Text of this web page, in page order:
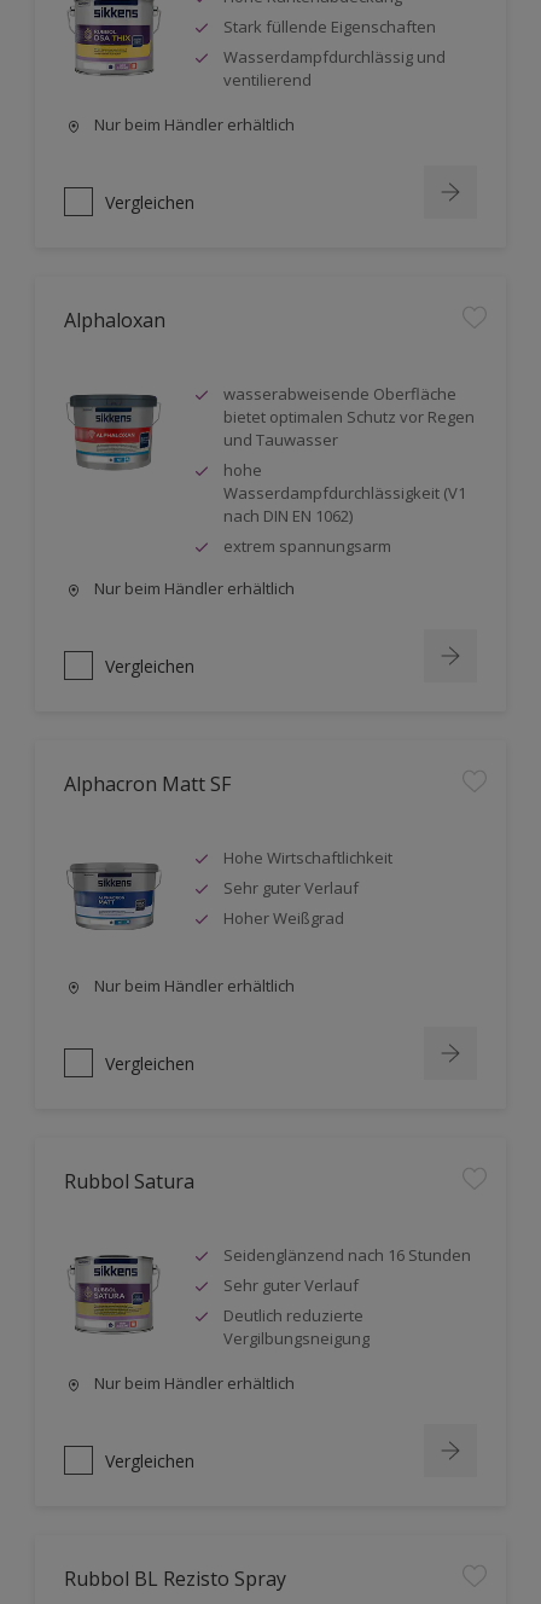
Stark füllende Eigenschaften
Wasserdampfdurchlässig und
ventilierend
Nur beim Händler erhältlich
Vergleichen
Alphaloxan
wasserabweisende Oberfläche
bietet optimalen Schutz vor Regen
und Tauwasser
hohe
Wasserdampfdurchlässigkeit (V1
nach DIN EN 1062)
extrem spannungsarm
Nur beim Händler erhältlich
Vergleichen
Alphacron Matt SF
Hohe Wirtschaftlichkeit
Sehr guter Verlauf
Hoher Weißgrad
Nur beim Händler erhältlich
Vergleichen
Rubbol Satura
Seidenglänzend nach 16 Stunden
Sehr guter Verlauf
Deutlich reduzierte
Vergilbungsneigung
Nur beim Händler erhältlich
Vergleichen
Rubbol BL Rezisto Spray